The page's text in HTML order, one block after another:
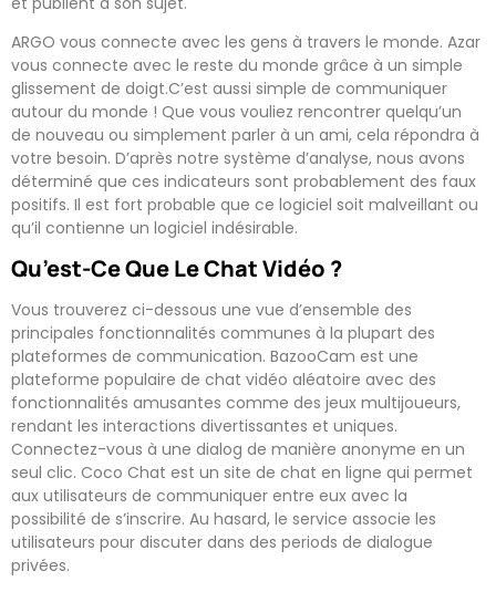
ARGO vous connecte avec les gens à travers le monde. Azar
vous connecte avec le reste du monde grâce à un simple
glissement de doigt.C’est aussi simple de communiquer
autour du monde ! Que vous vouliez rencontrer quelqu’un
de nouveau ou simplement parler à un ami, cela répondra à
votre besoin. D’après notre système d’analyse, nous avons
déterminé que ces indicateurs sont probablement des faux
positifs. Il est fort probable que ce logiciel soit malveillant ou
qu’il contienne un logiciel indésirable.
Qu’est-Ce Que Le Chat Vidéo ?
Vous trouverez ci-dessous une vue d’ensemble des
principales fonctionnalités communes à la plupart des
plateformes de communication. BazooCam est une
plateforme populaire de chat vidéo aléatoire avec des
fonctionnalités amusantes comme des jeux multijoueurs,
rendant les interactions divertissantes et uniques.
Connectez-vous à une dialog de manière anonyme en un
seul clic. Coco Chat est un site de chat en ligne qui permet
aux utilisateurs de communiquer entre eux avec la
possibilité de s’inscrire. Au hasard, le service associe les
utilisateurs pour discuter dans des periods de dialogue
privées.